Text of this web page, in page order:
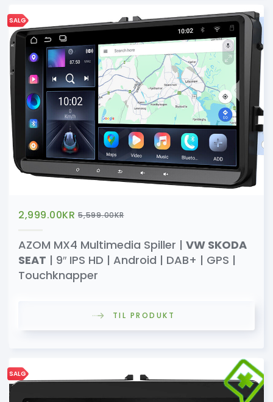
SALG
2,999.00KR 5,599.00KR
AZOM MX4 Multimedia Spiller | VW SKODA
SEAT | 9″ IPS HD | Android | DAB+ | GPS |
Touchknapper
TIL PRODUKT
SALG